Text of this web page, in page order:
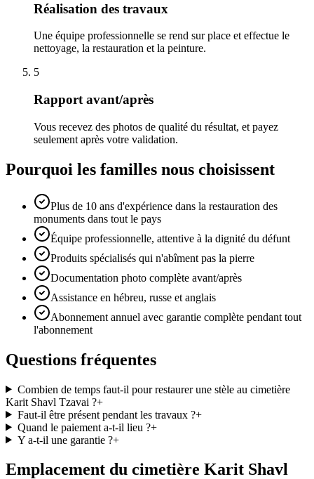
Réalisation des travaux
Une équipe professionnelle se rend sur place et effectue le
nettoyage, la restauration et la peinture.
5
Rapport avant/après
Vous recevez des photos de qualité du résultat, et payez
seulement après votre validation.
Pourquoi les familles nous choisissent
Plus de 10 ans d'expérience dans la restauration des
monuments dans tout le pays
Équipe professionnelle, attentive à la dignité du défunt
Produits spécialisés qui n'abîment pas la pierre
Documentation photo complète avant/après
Assistance en hébreu, russe et anglais
Abonnement annuel avec garantie complète pendant tout
l'abonnement
Questions fréquentes
Combien de temps faut-il pour restaurer une stèle au cimetière
Karit Shavl Tzavai ?+
Faut-il être présent pendant les travaux ?+
Quand le paiement a-t-il lieu ?+
Y a-t-il une garantie ?+
Emplacement du cimetière Karit Shavl